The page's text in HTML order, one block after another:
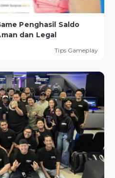
Penghasil Saldo
dan Legal
Tips Gameplay